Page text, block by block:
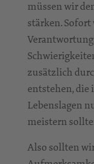
müssen wir
stärken. Sofort
zusätzlich
entstehen, die
Lebenslagen
meistern
Also sollten